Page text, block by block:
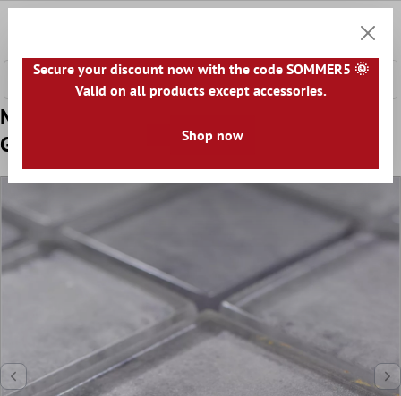
Muster von Glasmosaik Fliesen Clementine
Grau
Secure your discount now with the code SOMMER5 🌞
Valid on all products except accessories.
Shop now